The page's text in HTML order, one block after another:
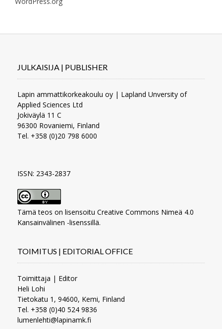
JULKAISIJA | PUBLISHER
Lapin ammattikorkeakoulu oy | Lapland Unversity of
Applied Sciences Ltd
Jokiväylä 11 C
96300 Rovaniemi, Finland
Tel. +358 (0)20 798 6000
ISSN: 2343-2837
Tämä teos on lisensoitu Creative Commons Nimeä 4.0
Kansainvälinen -lisenssillä.
TOIMITUS | EDITORIAL OFFICE
Toimittaja | Editor
Heli Lohi
Tietokatu 1, 94600, Kemi, Finland
Tel. +358 (0)40 524 9836
lumenlehti@lapinamk.fi